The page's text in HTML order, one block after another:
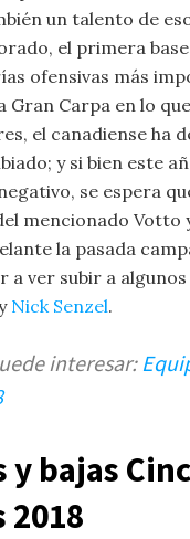
un talento de
el primera
ofensivas más
Gran Carpa en lo
el canadiense ha
y si bien este
se espera
mencionado Votto
la pasada
a ver subir a
Nick Senzel.
interesar:
y bajas
2018